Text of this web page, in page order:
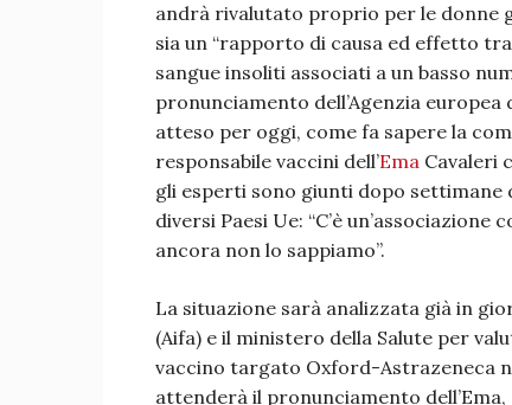
andrà rivalutato proprio per le donne
sia un “rapporto di causa ed effetto
sangue insoliti associati a un basso
pronunciamento dell’Agenzia
atteso per oggi, come fa sapere la
responsabile vaccini dell’Ema Cavaleri
gli esperti sono giunti dopo settimane
diversi Paesi Ue: “C’è
ancora non lo sappiamo”.
La situazione sarà analizzata già in
(Aifa) e il ministero della Salute per
vaccino targato Oxford-Astrazeneca
attenderà il pronunciamento